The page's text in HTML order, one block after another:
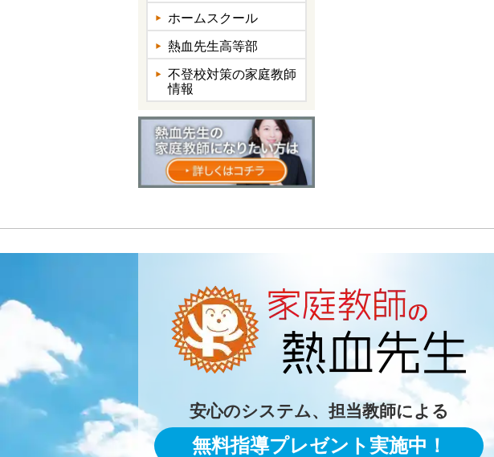
ホームスクール
熱血先生高等部
不登校対策の家庭教師
情報
安心のシステム、担当教師による
無料指導プレゼント実施中！